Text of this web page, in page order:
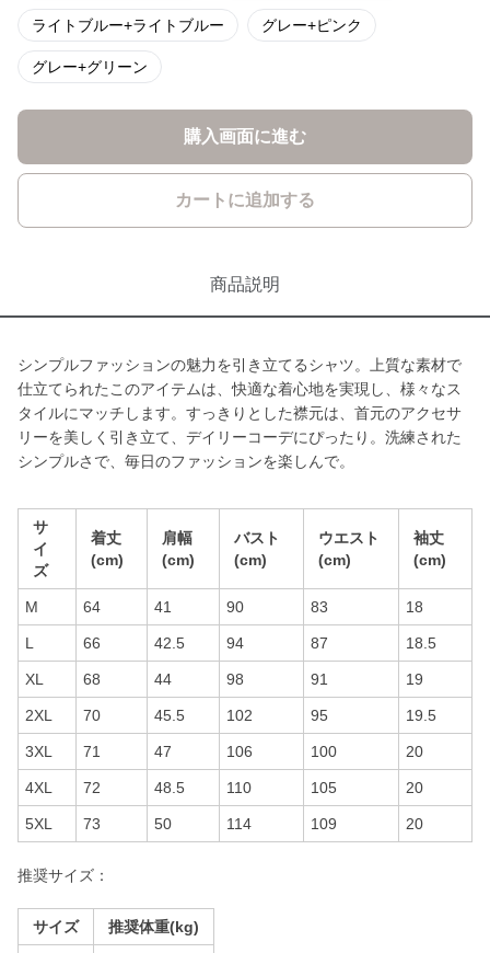
ライトブルー+ライトブルー グレー+ピンク
グレー+グリーン
購入画面に進む
カートに追加する
商品説明
シンプルファッションの魅力を引き立てるシャツ。上質な素材で
仕立てられたこのアイテムは、快適な着心地を実現し、様々なス
タイルにマッチします。すっきりとした襟元は、首元のアクセサ
リーを美しく引き立て、デイリーコーデにぴったり。洗練された
シンプルさで、毎日のファッションを楽しんで。
サ
イ
ズ
着丈
(cm)
肩幅
(cm)
バスト
(cm)
ウエスト
(cm)
袖丈
(cm)
M 64 41 90 83 18
L 66 42.5 94 87 18.5
XL 68 44 98 91 19
2XL 70 45.5 102 95 19.5
3XL 71 47 106 100 20
4XL 72 48.5 110 105 20
5XL 73 50 114 109 20
推奨サイズ：
サイズ 推奨体重(kg)